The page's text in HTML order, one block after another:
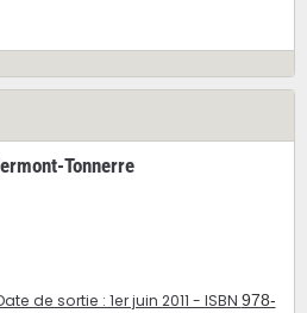
Tonnerre
de sortie : 1er juin 2011 - ISBN 978-